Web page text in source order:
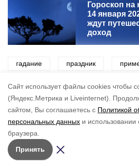
Cайт использует файлы cookies чтобы
(Яндекс.Метрика и Liveinternet).
сайтом, Вы соглашаетесь с Политикой
персональных данных и
браузера.
Принять
Гороскоп
14 января
ждут
доход
гадание праздник
рождество
по оценке
5